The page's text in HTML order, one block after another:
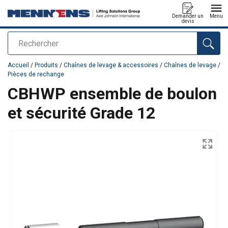
Rechercher
Demander un
devis
Menu
Ajouté au panier
Accueil / Produits / Chaînes de levage & accessoires / Chaînes de levage /
Pièces de rechange
CBHWP ensemble de boulon
et sécurité Grade 12